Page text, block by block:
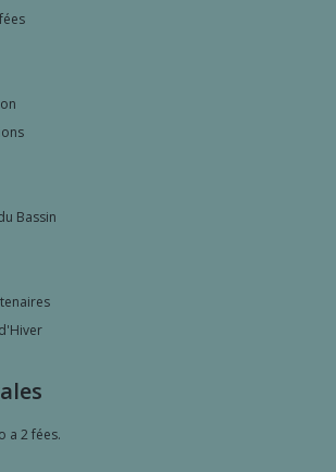
Bassin
a 2 fées.